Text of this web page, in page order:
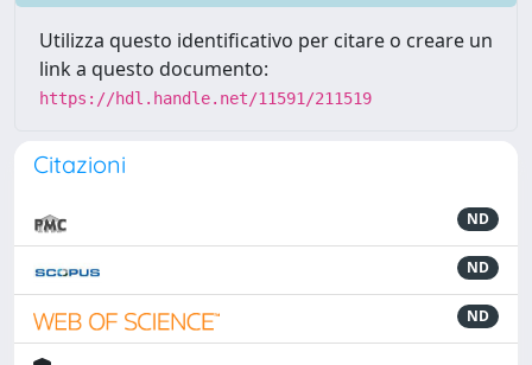
Utilizza questo identificativo per citare o creare un
link a questo documento:
https://hdl.handle.net/11591/211519
Citazioni
ND
ND
ND